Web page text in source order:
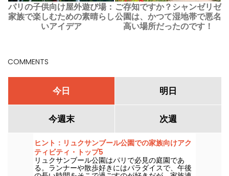
パリの子供向け屋外遊び場：
家族で楽しむための素晴らし
いアイデア
ご存知ですか？シャンゼリゼ
公園は、かつて湿地帯で悪名
高い場所だったのです！
COMMENTS
今日 明日
今週末 次週
ヒント：リュクサンブール公園での家族向けアク
ティビティ・トップ5
リュクサンブール公園はパリで必見の庭園であ
る。ランナーや散歩好きにはパラダイスで、午後